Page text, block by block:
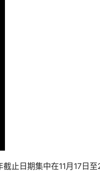
止日期集中在11月17日